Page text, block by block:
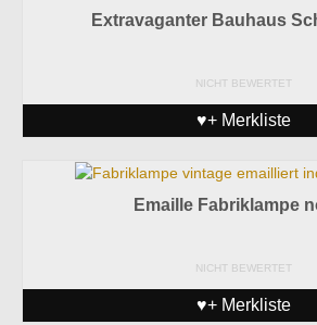
Extravaganter Bauhaus
NICHT BEWERTET
♥+ Merkliste
Emaille Fabriklampe
NICHT BEWERTET
♥+ Merkliste